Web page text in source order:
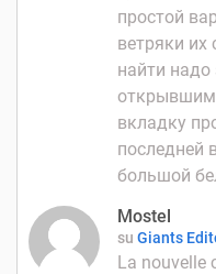
простой
ветряки их
найти
вкладку
последней
большой
Mostel
su Giants
La nouvelle